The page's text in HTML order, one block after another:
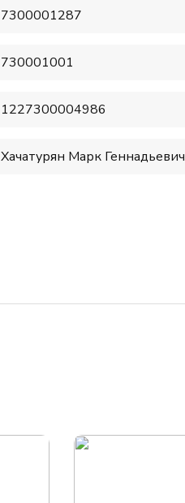
7300001287
730001001
1227300004986
Хачатурян Марк Геннадьевич